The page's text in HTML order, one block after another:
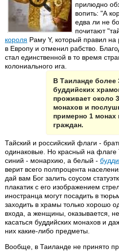
прилюдно
вопить: "А
едва ли не
почитают
короля Раму Y, который правил на
в Европу и отменил рабство.
стал единственной в то время
колониального ига.
В Таиланде более
буддийских
проживает около
монахов и
примерно 1 монах
граждан.
Тайский и российский флаги -
одинаковые. Но красный на флаге
синий - монархию, а белый -
верит всего полпроцента
дай вам Бог залить соусом
плакатик с его изображением
иностранца могут посадить в
заходить в храмы только хорошо
входа, а женщины, оказывается,
касаться буддийских монахов и
них какие-либо предметы.
Вообще, в Таиланде не принято